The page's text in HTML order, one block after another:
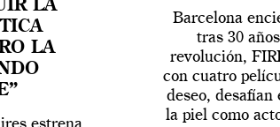
LA
LA
Barcelona
tras 30
revolución,
con cuatro
deseo,
la piel como